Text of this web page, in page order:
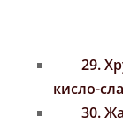
29.
кисло-
30.